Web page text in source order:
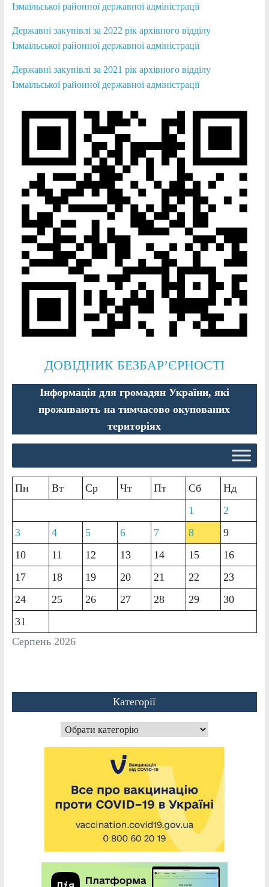
Ізмаїльської районної державної адміністрації
Державні закупівлі за 2022 рік архівного відділу
Ізмаїльської районної державної адміністрації
Державні закупівлі за 2021 рік архівного відділу
Ізмаїльської районної державної адміністрації
ДОВІДНИК БЕЗБАР’ЄРНОСТІ
Інформація для громадян України, які
проживають на тимчасово окупованих
територіях
Серпень 2026
Пн Вт Ср Чт Пт Сб
Нд
1
2
3
4 5 6 7 8
9
10
11 12 13 14 15
16
17
18 19 20 21 22
23
24
25 26 27 28 29
30
31
Категорії
Категорії